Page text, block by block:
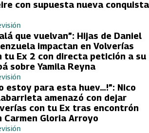
con supuesta nueva conquista
que vuelvan”: Hijas de Daniel
impactan en Volverías
tu Ex 2 con directa petición a su
sobre Yamila Reyna
estoy para esta huev…!”: Nico
amenazó con dejar
con tu Ex tras encontrón
Carmen Gloria Arroyo